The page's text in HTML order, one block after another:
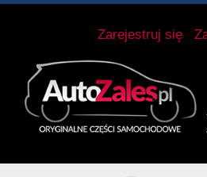
Zarejestruj się